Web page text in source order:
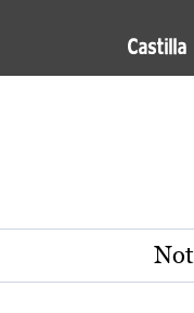
Pasar al contenido
Actualidad